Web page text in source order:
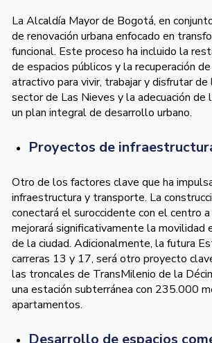
La Alcaldía Mayor de Bogotá, en
de renovación urbana enfocado en
funcional. Este proceso ha incluido la
de espacios públicos y la recuperación
atractivo para vivir, trabajar y disfrutar
sector de Las Nieves y la adecuación de
un plan integral de desarrollo urbano.
Proyectos de
Otro de los factores clave que ha
infraestructura y transporte. La
conectará el suroccidente con el centro
mejorará significativamente la
de la ciudad. Adicionalmente, la futura
carreras 13 y 17, será otro proyecto
las troncales de TransMilenio de la
una estación subterránea con 235.000
apartamentos.
Desarrollo de espacios